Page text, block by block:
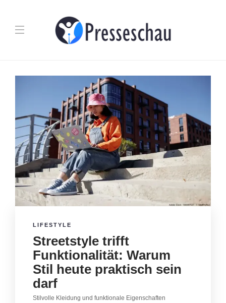
LIFESTYLE
Streetstyle trifft
Funktionalität: Warum
Stil heute praktisch sein
darf
Stilvolle Kleidung und funktionale Eigenschaften